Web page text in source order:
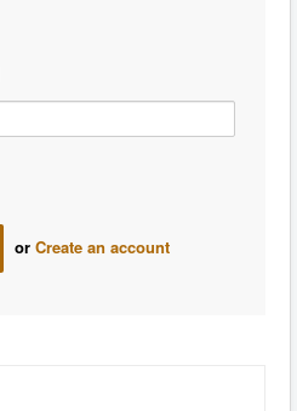
or Create an account